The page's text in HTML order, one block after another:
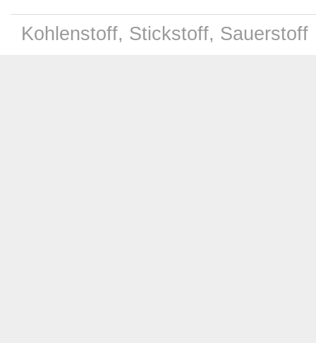
Kohlenstoff, Stickstoff, Sauerstoff